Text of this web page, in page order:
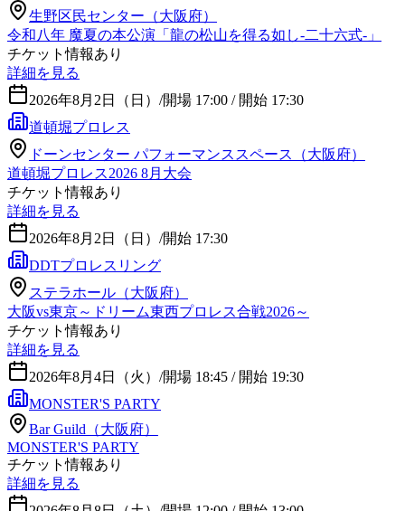
生野区民センター（大阪府）
令和八年 魔夏の本公演「龍の松山を得る如し-二十六式-」
チケット情報あり
詳細を見る
2026年8月2日（日） /開場 17:00 / 開始 17:30
道頓堀プロレス
ドーンセンター パフォーマンススペース（大阪府）
道頓堀プロレス2026 8月大会
チケット情報あり
詳細を見る
2026年8月2日（日） /開始 17:30
DDTプロレスリング
ステラホール（大阪府）
大阪vs東京～ドリーム東西プロレス合戦2026～
チケット情報あり
詳細を見る
2026年8月4日（火） /開場 18:45 / 開始 19:30
MONSTER'S PARTY
Bar Guild（大阪府）
MONSTER'S PARTY
チケット情報あり
詳細を見る